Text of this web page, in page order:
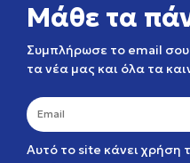
Μάθε τα
Συμπλήρωσε το email
τα νέα μας και όλα τα
Αυτό το site κάνει χρήση